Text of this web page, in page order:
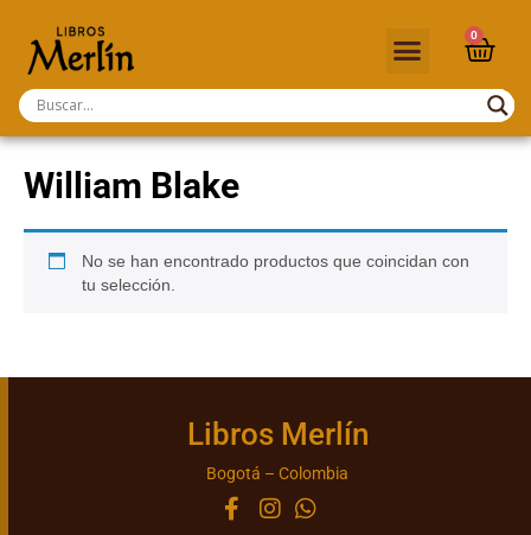
0
William Blake
No se han encontrado productos que coincidan con
tu selección.
Libros Merlín
Bogotá – Colombia